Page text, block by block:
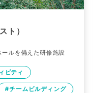
ト）
ルを備えた研修施設
ビティ
#チームビルディング